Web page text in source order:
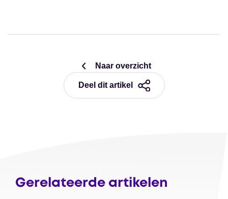
Naar overzicht
Deel dit artikel
Gerelateerde artikelen